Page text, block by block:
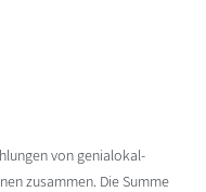
von genialokal-
zusammen. Die Summe